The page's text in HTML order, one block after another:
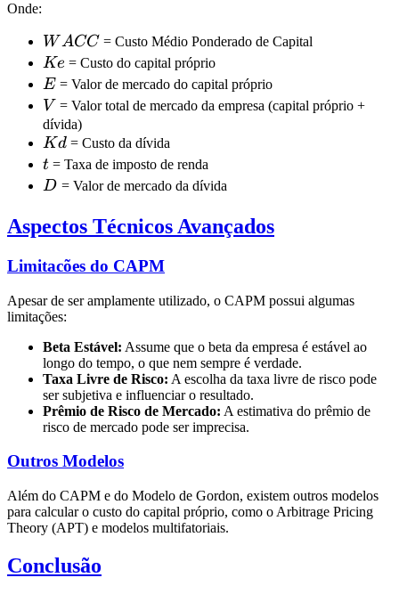
Onde:
WACC
WACC = Custo Médio Ponderado de Capital
Ke
Ke = Custo do capital próprio
E
E = Valor de mercado do capital próprio
V
V = Valor total de mercado da empresa (capital próprio +
dívida)
Kd
Kd = Custo da dívida
t
t = Taxa de imposto de renda
D
D = Valor de mercado da dívida
Aspectos Técnicos Avançados
Limitacões do CAPM
Apesar de ser amplamente utilizado, o CAPM possui algumas
limitações:
Beta Estável: Assume que o beta da empresa é estável ao
longo do tempo, o que nem sempre é verdade.
Taxa Livre de Risco: A escolha da taxa livre de risco pode
ser subjetiva e influenciar o resultado.
Prêmio de Risco de Mercado: A estimativa do prêmio de
risco de mercado pode ser imprecisa.
Outros Modelos
Além do CAPM e do Modelo de Gordon, existem outros modelos
para calcular o custo do capital próprio, como o Arbitrage Pricing
Theory (APT) e modelos multifatoriais.
Conclusão